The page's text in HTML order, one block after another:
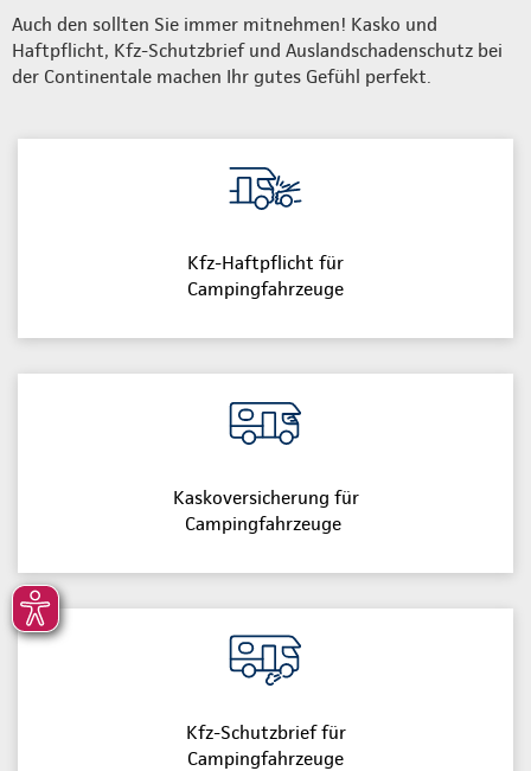
Auch den sollten Sie immer mitnehmen! Kasko und
Haftpflicht, Kfz-Schutzbrief und Auslandschadenschutz bei
der Continentale machen Ihr gutes Gefühl perfekt.
Kfz-Haftpflicht für
Campingfahrzeuge
Kaskoversicherung für
Campingfahrzeuge
Kfz-Schutzbrief für
Campingfahrzeuge